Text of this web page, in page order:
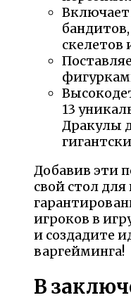
Включает
скелетов
13
Дракулы
Добавив эти
свой стол
игроков в
и создадите
варгейминга!
В